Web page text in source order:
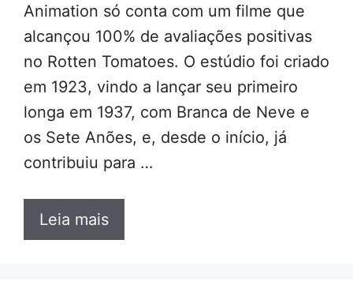
Animation só conta com um filme que
alcançou 100% de avaliações positivas
no Rotten Tomatoes. O estúdio foi criado
em 1923, vindo a lançar seu primeiro
longa em 1937, com Branca de Neve e
os Sete Anões, e, desde o início, já
contribuiu para …
Leia mais